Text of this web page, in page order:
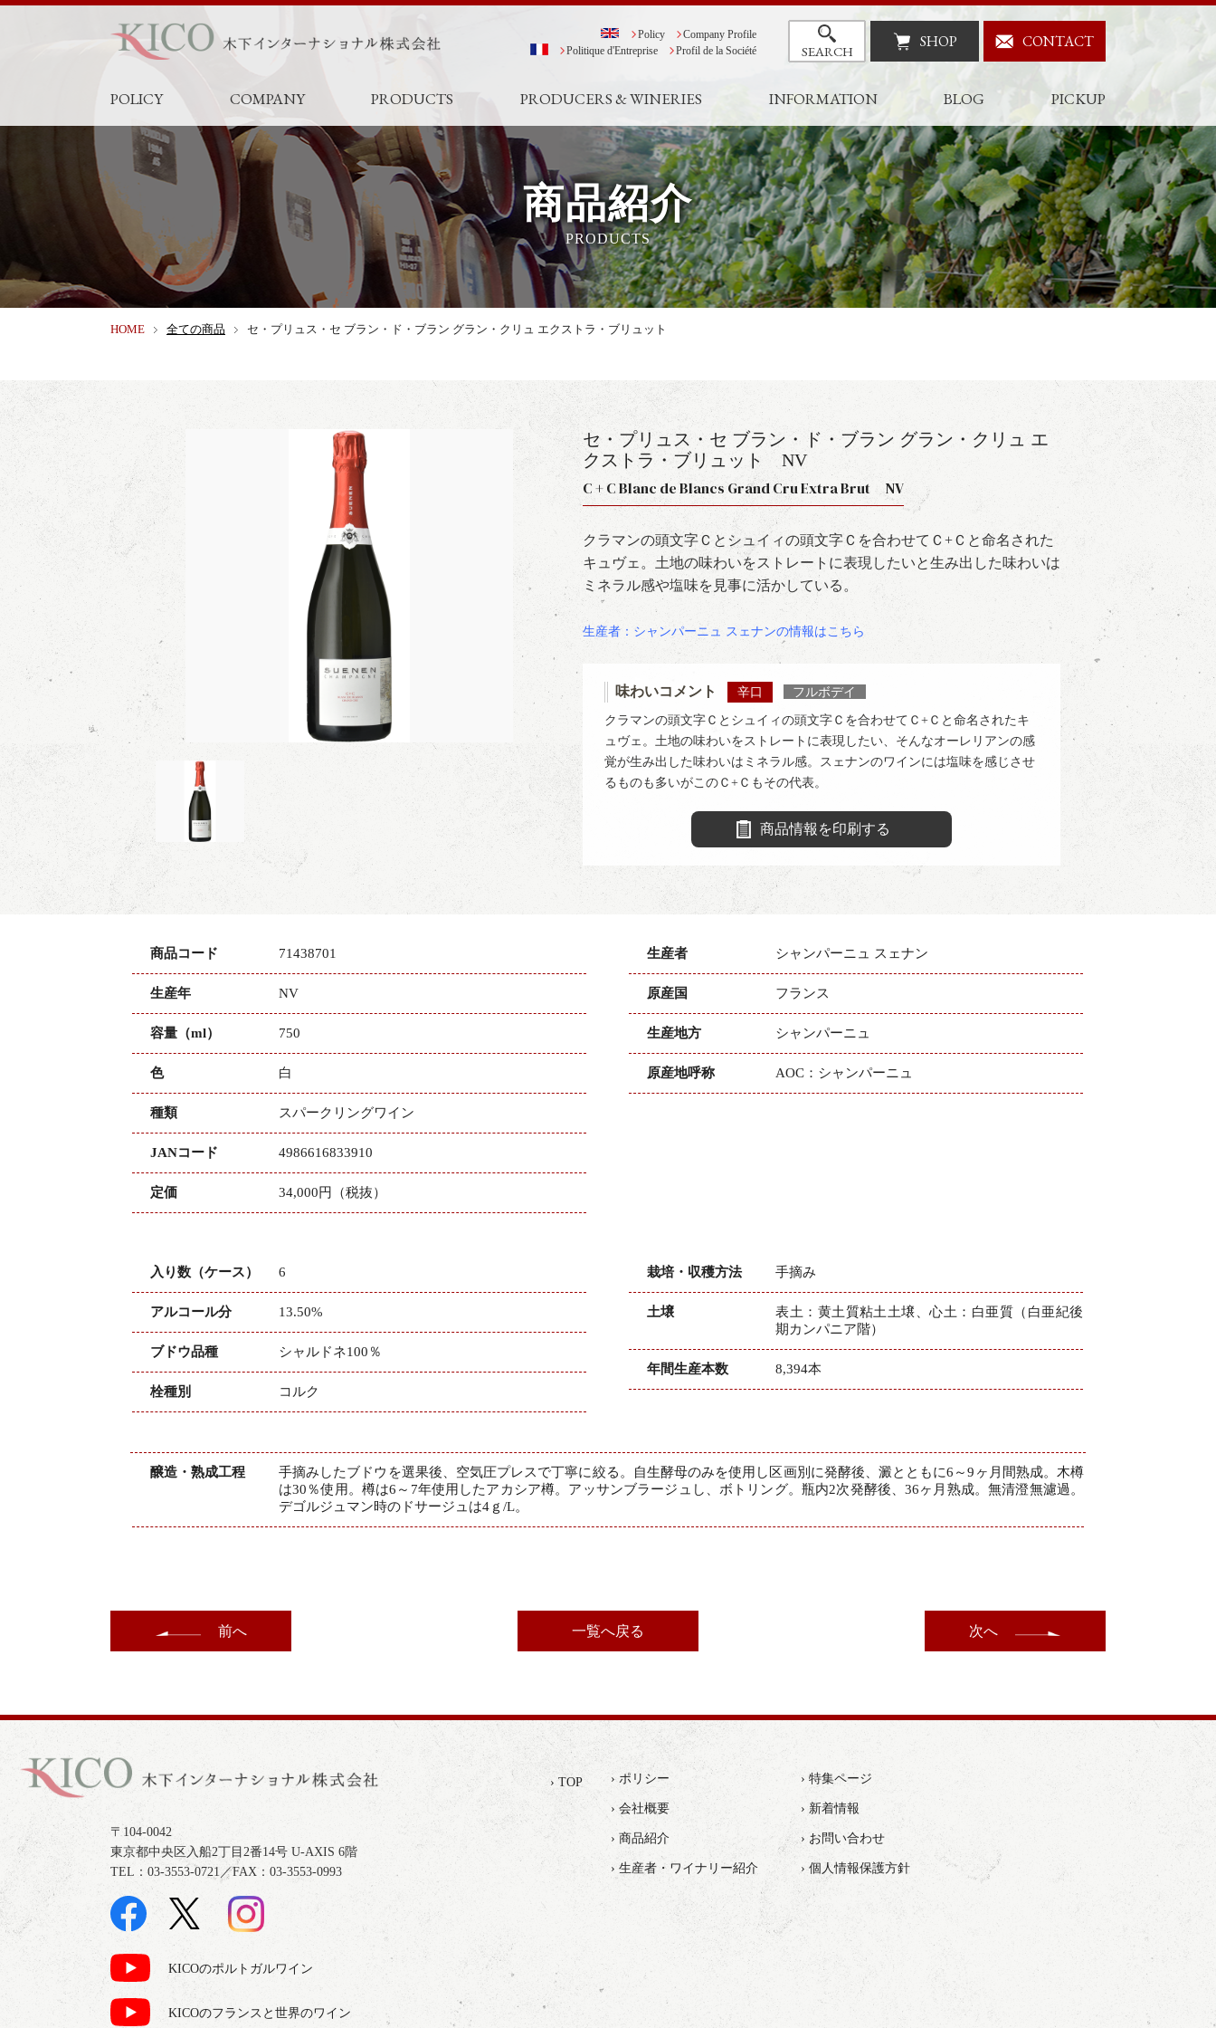
Policy
Company Profile
Politique d'Entreprise
Profil de la Société SEARCH SHOP CONTACT
POLICY COMPANY PRODUCTS PRODUCERS & WINERIES INFORMATION BLOG PICKUP
商品紹介
PRODUCTS
HOME 全ての商品 セ・プリュス・セ ブラン・ド・ブラン グラン・クリュ エクストラ・ブリュット
セ・プリュス・セ ブラン・ド・ブラン グラン・クリュ エ
クストラ・ブリュット
NV
C + C Blanc de Blancs Grand Cru Extra Brut NV
クラマンの頭文字Ｃとシュイィの頭文字Ｃを合わせてＣ+Ｃと命名された
キュヴェ。土地の味わいをストレートに表現したいと生み出した味わいは
ミネラル感や塩味を見事に活かしている。
生産者：シャンパーニュ スェナンの情報はこちら
味わいコメント 辛口
フルボデイ
クラマンの頭文字Ｃとシュイィの頭文字Ｃを合わせてＣ+Ｃと命名されたキ
ュヴェ。土地の味わいをストレートに表現したい、そんなオーレリアンの感
覚が生み出した味わいはミネラル感。スェナンのワインには塩味を感じさせ
るものも多いがこのＣ+Ｃもその代表。
商品情報を印刷する
商品コード 71438701
生産年 NV
容量（ml） 750
色 白
種類 スパークリングワイン
JANコード 4986616833910
定価 34,000円（税抜）
生産者 シャンパーニュ スェナン
原産国 フランス
生産地方 シャンパーニュ
原産地呼称 AOC：シャンパーニュ
入り数（ケース） 6
アルコール分 13.50%
ブドウ品種 シャルドネ100％
栓種別 コルク
栽培・収穫方法 手摘み
土壌
表土：黄土質粘土土壌、心土：白亜質（白亜紀後
期カンパニア階）
年間生産本数 8,394本
醸造・熟成工程
手摘みしたブドウを選果後、空気圧プレスで丁寧に絞る。自生酵母のみを使用し区画別に発酵後、澱とともに6～9ヶ月間熟成。木樽
は30％使用。樽は6～7年使用したアカシア樽。アッサンブラージュし、ボトリング。瓶内2次発酵後、36ヶ月熟成。無清澄無濾過。
デゴルジュマン時のドサージュは4ｇ/L。
前へ 一覧へ戻る 次へ
〒104-0042
東京都中央区入船2丁目2番14号 U-AXIS 6階
TEL：03-3553-0721／FAX：03-3553-0993
KICOのポルトガルワイン
KICOのフランスと世界のワイン
› TOP › ポリシー › 特集ページ
› 会社概要 › 新着情報
› 商品紹介 › お問い合わせ
› 生産者・ワイナリー紹介 › 個人情報保護方針